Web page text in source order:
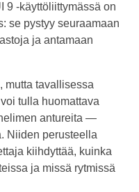
9 -käyttöliittymässä on
se pystyy seuraamaan
ja antamaan
mutta tavallisessa
tulla huomattava
antureita —
Niiden perusteella
kiihdyttää, kuinka
ja missä rytmissä